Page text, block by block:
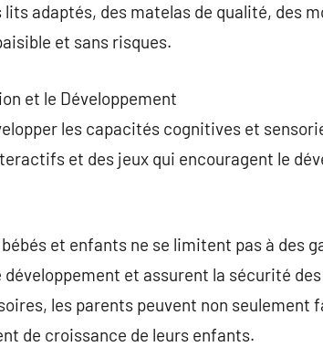
adaptés, des matelas de qualité, des
et sans risques.
et le Développement
les capacités cognitives et
et des jeux qui encouragent le
et enfants ne se limitent pas à des
et assurent la sécurité
les parents peuvent non seulement
de croissance de leurs enfants.